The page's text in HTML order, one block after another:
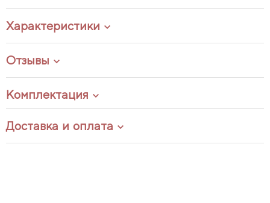
Характеристики
Отзывы
Комплектация
Доставка и оплата